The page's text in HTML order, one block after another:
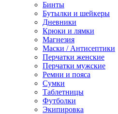
Бинты
Бутылки и шейкеры
Дневники
Крюки и лямки
Магнезия
Маски / Антисептики
Перчатки женские
Перчатки мужские
Ремни и пояса
Сумки
Таблетницы
Футболки
Экипировка